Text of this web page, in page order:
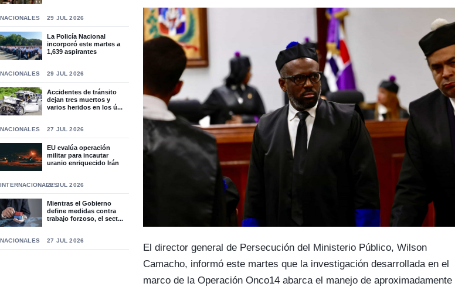
NACIONALES 29 JUL 2026
La Policía Nacional
incorporó este martes a
1,639 aspirantes
NACIONALES 29 JUL 2026
Accidentes de tránsito
dejan tres muertos y
varios heridos en los ú...
NACIONALES 27 JUL 2026
EU evalúa operación
militar para incautar
uranio enriquecido Irán
INTERNACIONALES27 JUL 2026
Mientras el Gobierno
define medidas contra
trabajo forzoso, el sect...
NACIONALES 27 JUL 2026
El director general de Persecución del Ministerio Público, Wilson
Camacho, informó este martes que la investigación desarrollada en el
marco de la Operación Onco14 abarca el manejo de aproximadamente